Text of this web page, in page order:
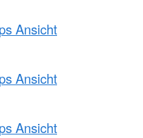
Ansicht
Ansicht
Ansicht